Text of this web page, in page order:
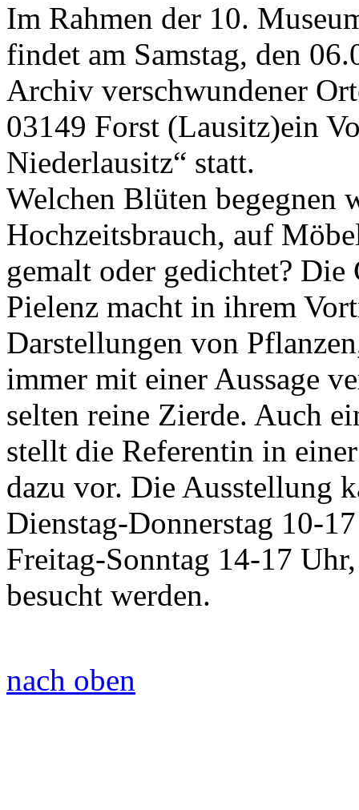
Im Rahmen der 10.
findet am Samstag, den
Archiv verschwundener
03149 Forst (Lausitz)ein
Niederlausitz“ statt.
Welchen Blüten begegnen
Hochzeitsbrauch, auf
gemalt oder gedichtet?
Pielenz macht in ihrem
Darstellungen von
immer mit einer Aussage
selten reine Zierde. Auch
stellt die Referentin in
dazu vor. Die Ausstellung
Dienstag-Donnerstag 10-
Freitag-Sonntag 14-17
besucht werden.
nach oben